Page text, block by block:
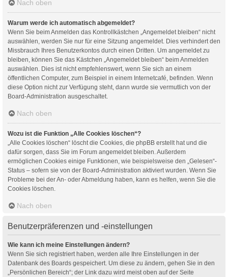
Nach oben
Warum werde ich automatisch abgemeldet?
Wenn Sie beim Anmelden das Kontrollkästchen „Angemeldet bleiben“ nicht
auswählen, werden Sie nur für eine Sitzung angemeldet. Dies verhindert den
Missbrauch Ihres Benutzerkontos durch einen Dritten. Um angemeldet zu
bleiben, können Sie das Kästchen „Angemeldet bleiben“ beim Anmelden
auswählen. Dies ist nicht empfehlenswert, wenn Sie sich an einem
öffentlichen Computer, zum Beispiel in einem Internetcafé, befinden. Wenn
diese Option nicht zur Verfügung steht, dann wurde sie vermutlich von der
Board-Administration ausgeschaltet.
Nach oben
Wozu ist die Funktion „Alle Cookies löschen“?
„Alle Cookies löschen“ löscht die Cookies, die phpBB erstellt hat und die
dafür sorgen, dass Sie im Forum angemeldet bleiben. Außerdem
ermöglichen Cookies einige Funktionen, wie beispielsweise den „Gelesen“-
Status – sofern sie von der Board-Administration aktiviert wurden. Wenn Sie
Probleme bei der An- oder Abmeldung haben, kann es helfen, wenn Sie die
Cookies löschen.
Nach oben
Benutzerpräferenzen und -einstellungen
Wie kann ich meine Einstellungen ändern?
Wenn Sie sich registriert haben, werden alle Ihre Einstellungen in der
Datenbank des Boards gespeichert. Um diese zu ändern, gehen Sie in den
„Persönlichen Bereich“; der Link dazu wird meist oben auf der Seite